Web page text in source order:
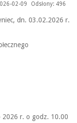
02-09 Odsłony: 496
dn. 03.02.2026 r.
Społecznego
2026 r. o godz. 10.00